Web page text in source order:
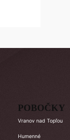
POBOČKY
Vranov nad Topľou
Humenné